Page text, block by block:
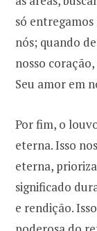
só
nós; quando
nosso
Seu amor em
Por fim, o
eterna. Isso
eterna,
significado
e rendição.